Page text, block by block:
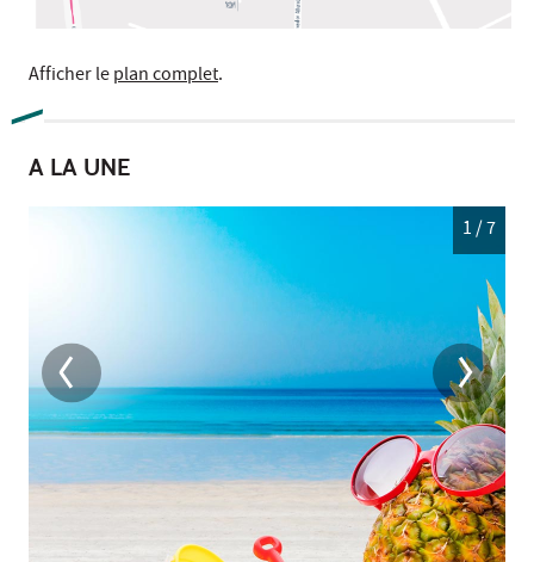
Afficher leplan complet.
A LA UNE
1/ 7